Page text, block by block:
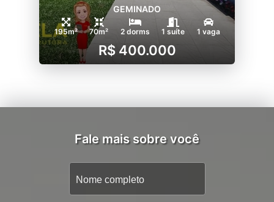
GEMINADO
195m² 70m² 2 dorms 1 suíte 1 vaga
R$ 400.000
Fale mais sobre você